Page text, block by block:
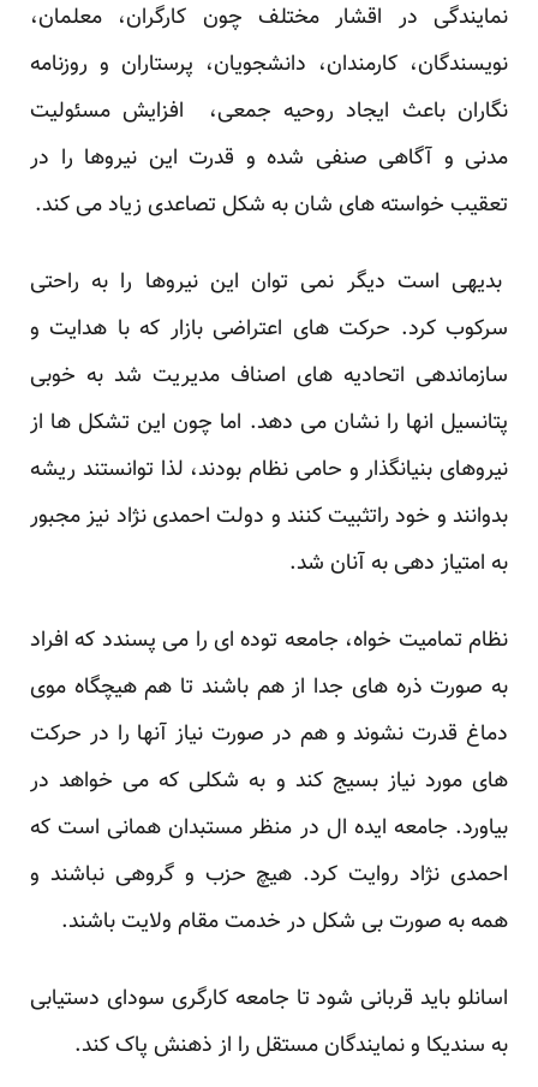
نمایندگی در اقشار مختلف چون کارگران، معلمان،
نویسندگان، کارمندان، دانشجویان، پرستاران و روزنامه
نگاران باعث ایجاد روحیه جمعی، افزایش مسئولیت
مدنی و آگاهی صنفی شده و قدرت این نیروها را در
تعقیب خواسته های شان به شکل تصاعدی زیاد می کند.
بدیهی است دیگر نمی توان این نیروها را به راحتی
سرکوب کرد. حرکت های اعتراضی بازار که با هدایت و
سازماندهی اتحادیه های اصناف مدیریت شد به خوبی
پتانسیل انها را نشان می دهد. اما چون این تشکل ها از
نیروهای بنیانگذار و حامی نظام بودند، لذا توانستند ریشه
بدوانند و خود راتثبیت کنند و دولت احمدی نژاد نیز مجبور
به امتیاز دهی به آنان شد.
نظام تمامیت خواه، جامعه توده ای را می پسندد که افراد
به صورت ذره های جدا از هم باشند تا هم هیچگاه موی
دماغ قدرت نشوند و هم در صورت نیاز آنها را در حرکت
های مورد نیاز بسیج کند و به شکلی که می خواهد در
بیاورد. جامعه ایده ال در منظر مستبدان همانی است که
احمدی نژاد روایت کرد. هیچ حزب و گروهی نباشند و
همه به صورت بی شکل در خدمت مقام ولایت باشند.
اسانلو باید قربانی شود تا جامعه کارگری سودای دستیابی
به سندیکا و نمایندگان مستقل را از ذهنش پاک کند.